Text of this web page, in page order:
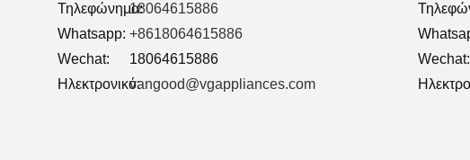
Τηλεφώνημα:18064615886
Whatsapp: +8618064615886
Wechat:
18064615886
Ηλεκτρονικό:vangood@vgappliances.com
Wechat: